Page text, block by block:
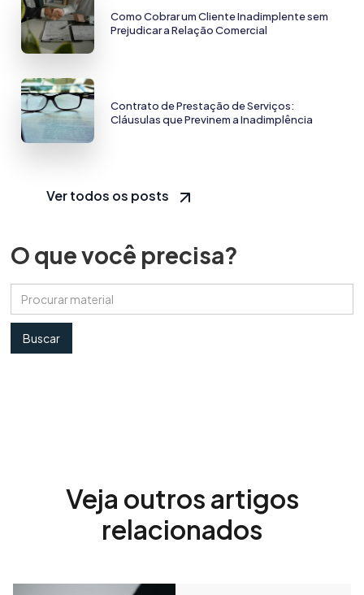
Como Cobrar um Cliente Inadimplente sem
Prejudicar a Relação Comercial
Contrato de Prestação de Serviços:
Cláusulas que Previnem a Inadimplência
Ver todos os posts
O que você precisa?
Veja outros artigos
relacionados